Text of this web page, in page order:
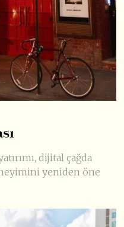
dijital çağda
yeniden öne